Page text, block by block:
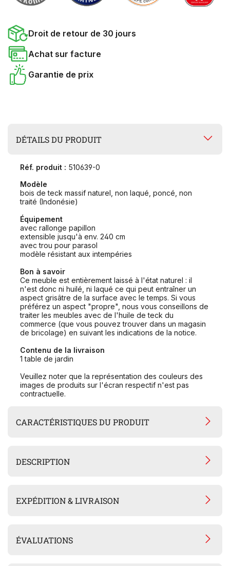
Droit de retour de 30 jours
Achat sur facture
Garantie de prix
DÉTAILS DU PRODUIT
Réf. produit : 510639-0
Modèle
bois de teck massif naturel, non laqué, poncé, non
traité (Indonésie)
Équipement
avec rallonge papillon
extensible jusqu'à env. 240 cm
avec trou pour parasol
modèle résistant aux intempéries
Bon à savoir
Ce meuble est entièrement laissé à l'état naturel : il
n'est donc ni huilé, ni laqué ce qui peut entraîner un
aspect grisâtre de la surface avec le temps. Si vous
préférez un aspect "propre", nous vous conseillons de
traiter les meubles avec de l'huile de teck du
commerce (que vous pouvez trouver dans un magasin
de bricolage) en suivant les indications de la notice.
Contenu de la livraison
1 table de jardin
Veuillez noter que la représentation des couleurs des
images de produits sur l'écran respectif n'est pas
contractuelle.
CARACTÉRISTIQUES DU PRODUIT
DESCRIPTION
EXPÉDITION & LIVRAISON
ÉVALUATIONS